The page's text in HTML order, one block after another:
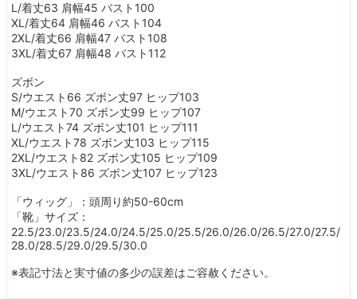
L/着丈63 肩幅45 バスト100
XL/着丈64 肩幅46 バスト104
2XL/着丈66 肩幅47 バスト108
3XL/着丈67 肩幅48 バスト112
ズボン
S/ウエスト66 ズボン丈97 ヒップ103
M/ウエスト70 ズボン丈99 ヒップ107
L/ウエスト74 ズボン丈101 ヒップ111
XL/ウエスト78 ズボン丈103 ヒップ115
2XL/ウエスト82 ズボン丈105 ヒップ109
3XL/ウエスト86 ズボン丈107 ヒップ123
「ウィッグ」：頭周り約50-60cm
「靴」サイズ：
22.5/23.0/23.5/24.0/24.5/25.0/25.5/26.0/26.0/26.5/27.0/27.5/
28.0/28.5/29.0/29.5/30.0
※表記寸法と実寸値の多少の誤差はご容赦ください。